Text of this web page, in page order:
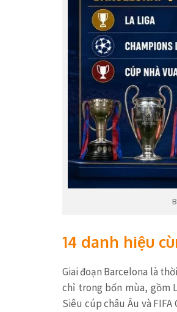
14 danh hiệu
Giai đoạn Barcelona là
chỉ trong bốn mùa, gồm
Siêu cúp châu Âu và